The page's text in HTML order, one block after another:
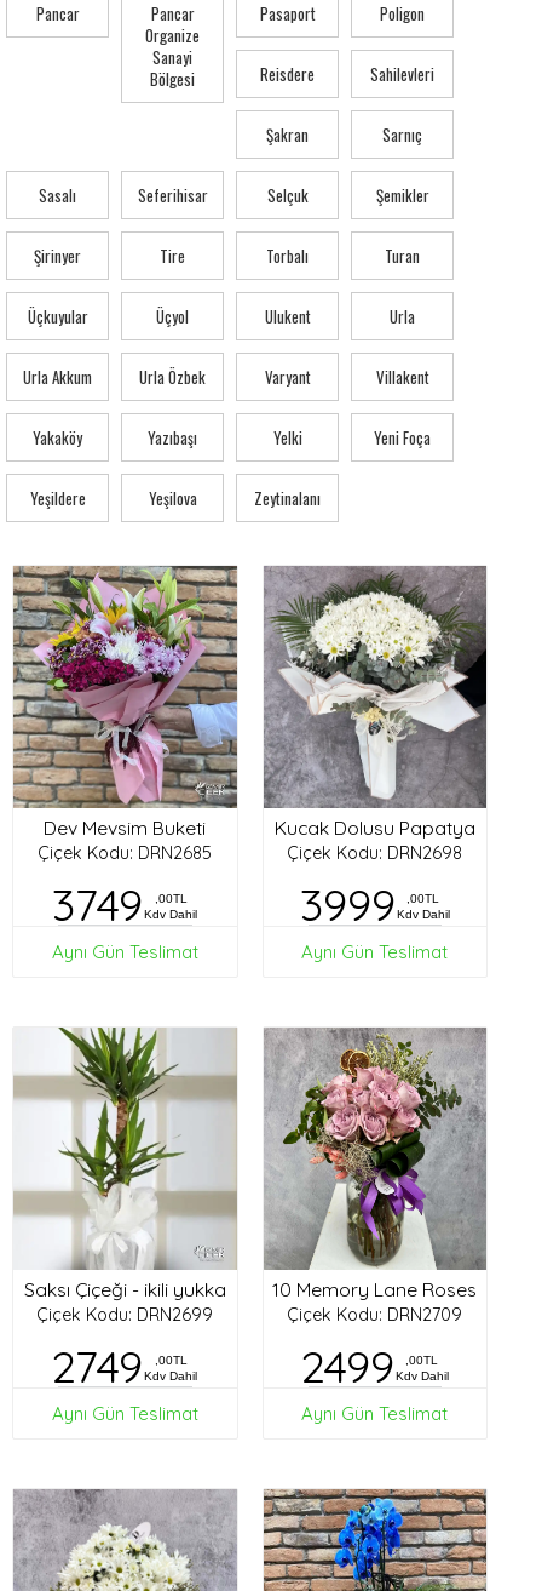
Pancar
Pancar
Organize
Sanayi
Bölgesi
Pasaport Poligon
Reisdere Sahilevleri
Şakran Sarnıç
Sasalı Seferihisar Selçuk Şemikler
Şirinyer Tire Torbalı Turan
Üçkuyular Üçyol Ulukent Urla
Urla Akkum Urla Özbek Varyant Villakent
Yakaköy Yazıbaşı Yelki Yeni Foça
Yeşildere Yeşilova Zeytinalanı
Dev Mevsim Buketi
Çiçek Kodu: DRN2685
3749
,00TL
Kdv Dahil
Aynı Gün Teslimat
Kucak Dolusu Papatya
Çiçek Kodu: DRN2698
3999
,00TL
Kdv Dahil
Aynı Gün Teslimat
Saksı Çiçeği - ikili yukka
Çiçek Kodu: DRN2699
2749
,00TL
Kdv Dahil
Aynı Gün Teslimat
10 Memory Lane Roses
Çiçek Kodu: DRN2709
2499
,00TL
Kdv Dahil
Aynı Gün Teslimat